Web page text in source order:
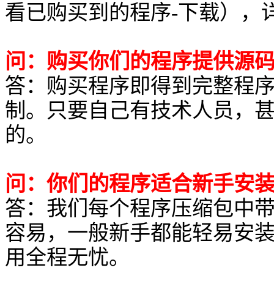
看已购买到的程序-下载），
问：购买你们的程序提供源
答：购买程序即得到完整程
制。只要自己有技术人员，
的。
问：你们的程序适合新手安
答：我们每个程序压缩包中
容易，一般新手都能轻易安
用全程无忧。